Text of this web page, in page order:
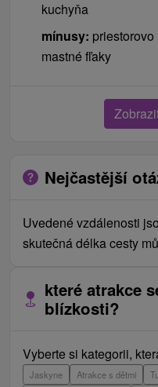
kuchyňa
mínusy:
mastné fľaky
Nejčastější
Uvedené vzdálenosti
skutečná délka cesty
které atrakce
blízkosti?
Vyberte si kategorii,
Jaskyne Atrakce s dětmi